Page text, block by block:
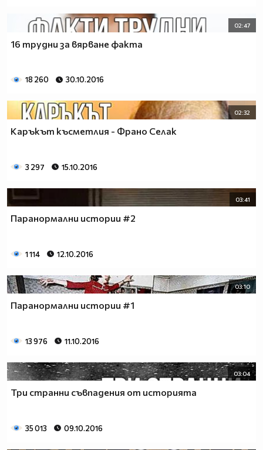
02:47
16 трудни за вярване факта
18 260 30.10.2016
02:32
Каръкът късметлия - Франо Селак
3 297 15.10.2016
03:41
Паранормални истории #2
1 114 12.10.2016
03:10
Паранормални истории #1
13 976 11.10.2016
03:04
Три странни съвпадения от историята
35 013 09.10.2016